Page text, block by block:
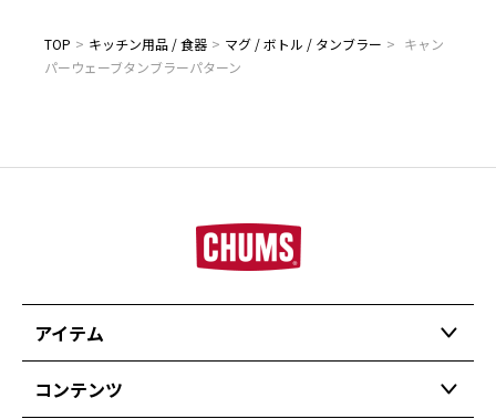
TOP > キッチン用品 / 食器 > マグ / ボトル / タンブラー > キャン
パーウェーブタンブラーパターン
アイテム
コンテンツ